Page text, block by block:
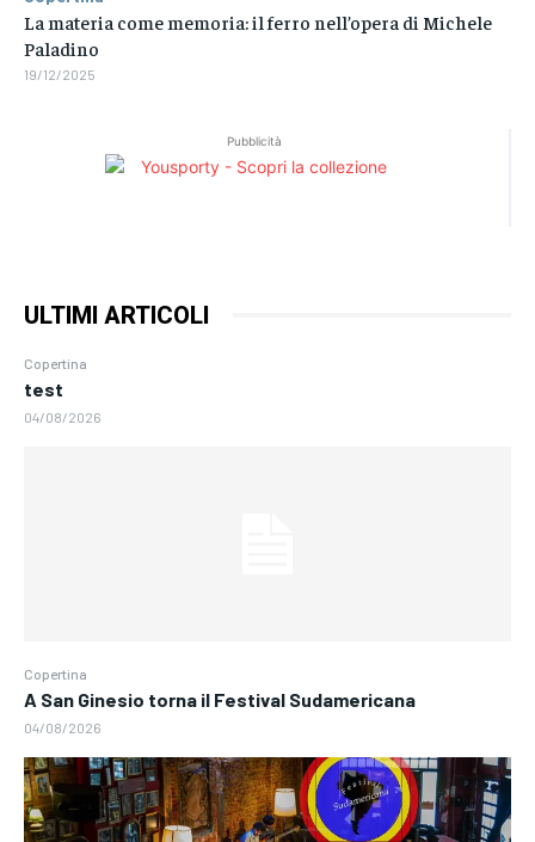
Pubblicità
ULTIMI ARTICOLI
Copertina
test
04/08/2026
Copertina
A San Ginesio torna il Festival Sudamericana
04/08/2026
La materia come memoria: il ferro nell’opera di Michele
Paladino
19/12/2025